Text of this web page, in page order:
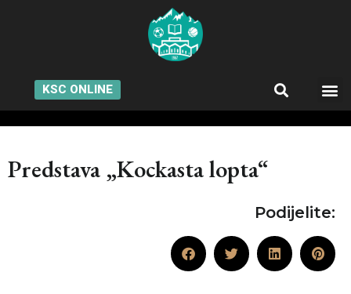
KSC ONLINE
Predstava „Kockasta lopta“
Podijelite: